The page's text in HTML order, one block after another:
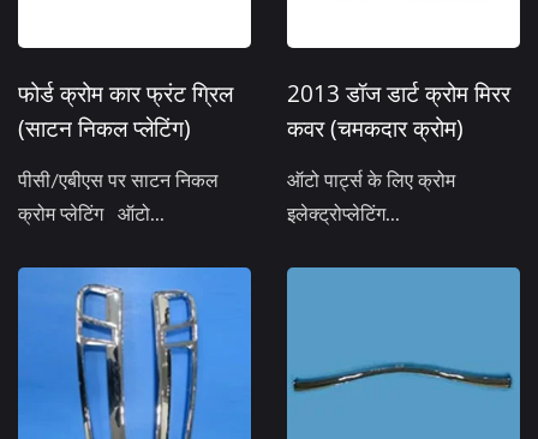
फोर्ड क्रोम कार फ्रंट ग्रिल
(साटन निकल प्लेटिंग)
पीसी/एबीएस पर साटन निकल
क्रोम प्लेटिंग ऑटो...
2013 डॉज डार्ट क्रोम मिरर
कवर (चमकदार क्रोम)
ऑटो पार्ट्स के लिए क्रोम
इलेक्ट्रोप्लेटिंग...